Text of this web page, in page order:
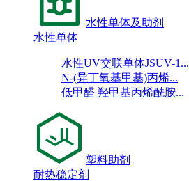
水性单体及助剂
水性单体
水性UV交联单体JSUV-1...
N-(异丁氧基甲基)丙烯...
低甲醛 羟甲基丙烯酰胺...
塑料助剂
耐热稳定剂